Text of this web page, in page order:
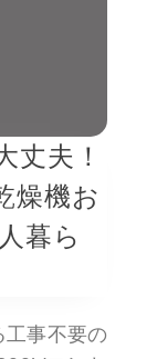
丈夫！
燥機お
暮ら
事不要の